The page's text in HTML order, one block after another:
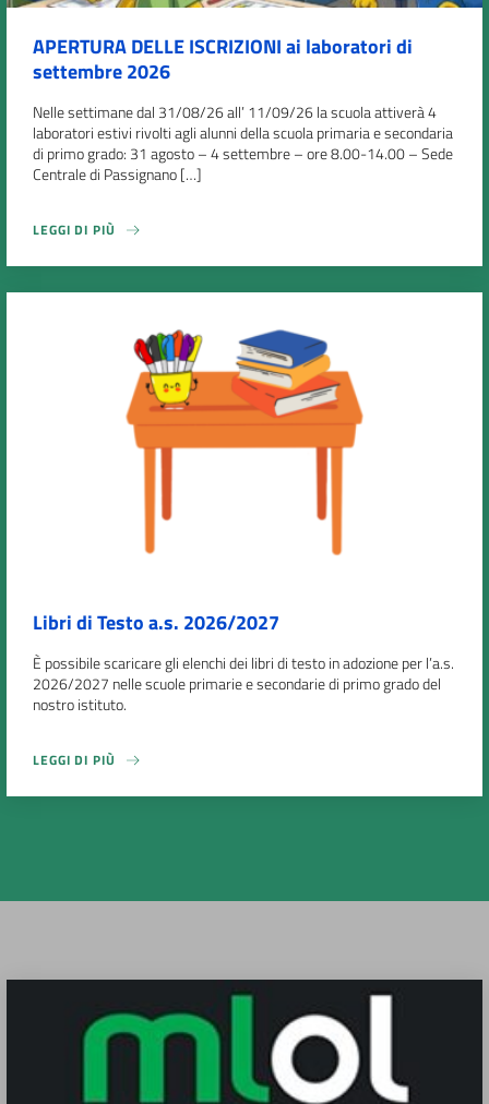
APERTURA DELLE ISCRIZIONI ai laboratori di
settembre 2026
Nelle settimane dal 31/08/26 all’ 11/09/26 la scuola attiverà 4
laboratori estivi rivolti agli alunni della scuola primaria e secondaria
di primo grado: 31 agosto – 4 settembre – ore 8.00-14.00 – Sede
Centrale di Passignano […]
LEGGI DI PIÙ
Libri di Testo a.s. 2026/2027
È possibile scaricare gli elenchi dei libri di testo in adozione per l’a.s.
2026/2027 nelle scuole primarie e secondarie di primo grado del
nostro istituto.
LEGGI DI PIÙ